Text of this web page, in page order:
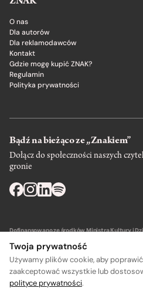
O nas
Dla autorów
Dla reklamodawców
Kontakt
Gdzie mogę kupić ZNAK?
Regulamin
Polityka prywatności
Bądź na bieżąco ze „Znakiem”
Dołącz do społeczności naszych
gronie
Dofinansowano ze środków Ministra Kultury i
Twoja prywatność
Używamy plików cookie, aby
zaakceptować wszystkie lub
polityce prywatności.